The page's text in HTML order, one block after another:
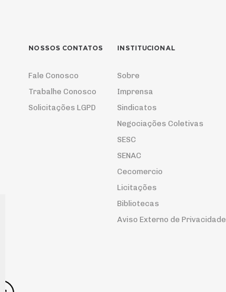
NOSSOS CONTATOS
Fale Conosco
Trabalhe Conosco
Solicitações LGPD
INSTITUCIONAL
Sobre
Imprensa
Sindicatos
Negociações Coletivas
SESC
SENAC
Cecomercio
Licitações
Bibliotecas
Aviso Externo de Privacidade